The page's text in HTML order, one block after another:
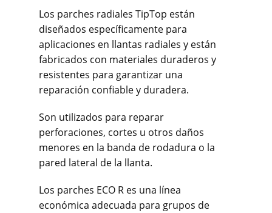
Los parches radiales TipTop están
diseñados específicamente para
aplicaciones en llantas radiales y están
fabricados con materiales duraderos y
resistentes para garantizar una
reparación confiable y duradera.
Son utilizados para reparar
perforaciones, cortes u otros daños
menores en la banda de rodadura o la
pared lateral de la llanta.
Los parches ECO R es una línea
económica adecuada para grupos de